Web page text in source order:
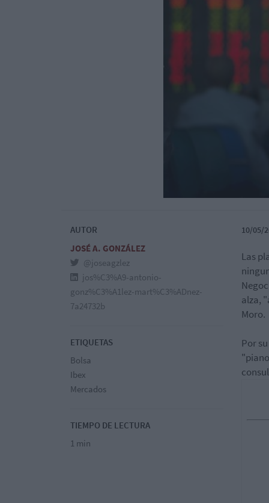
AUTOR
JOSÉ A. GONZÁLEZ
@joseagzlez
jos%C3%A9-antonio-
gonz%C3%A1lez-mart%C3%ADnez-
7a24732b
ETIQUETAS
Bolsa
Ibex
Mercados
TIEMPO DE LECTURA
1 min
10/05/
Las
alza,
Moro.
Por